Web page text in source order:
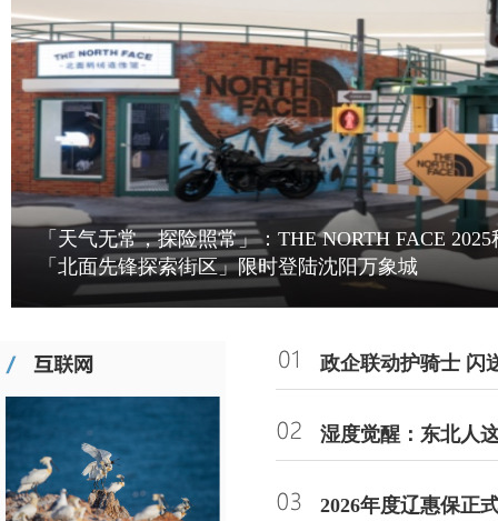
「天气无常，探险照常」：THE NORTH FACE
「北面先锋探索街区」限时登陆沈阳万象城
政企联动护骑士 闪
湿度觉醒：东北人
2026年度辽惠保正